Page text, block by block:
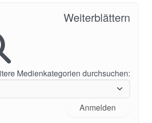
Weiterblättern
Medienkategorien durchsuchen:
Anmelden